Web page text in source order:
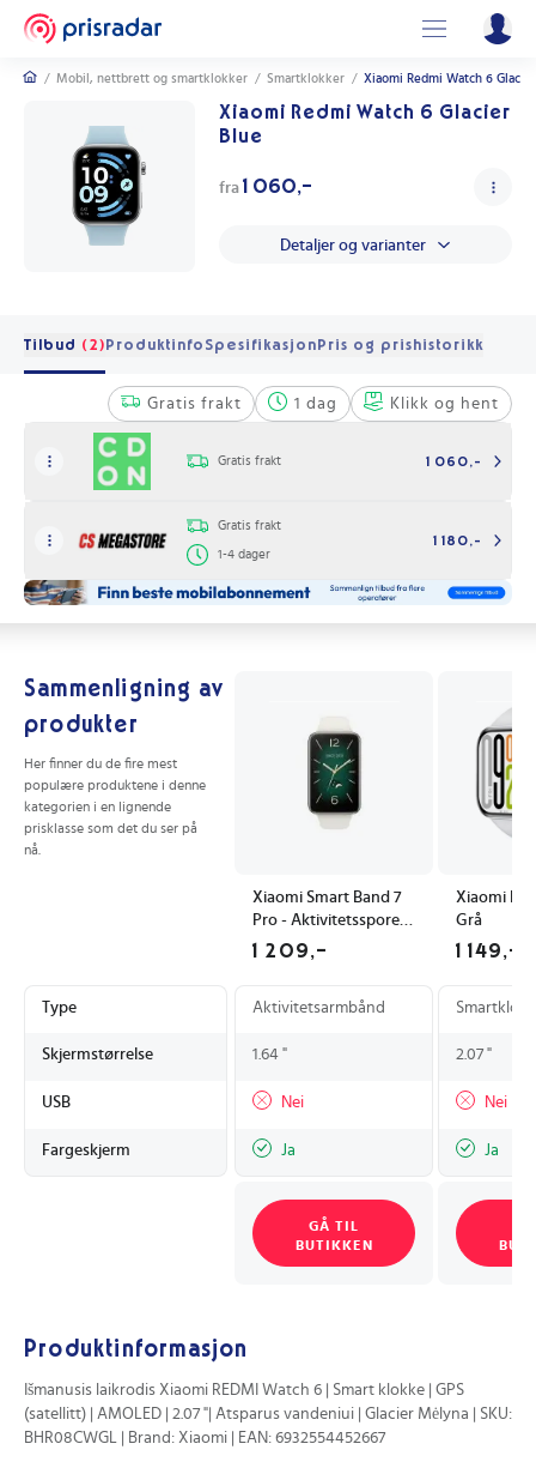
/ Mobil, nettbrett og smartklokker / Smartklokker / Xiaomi Redmi Watch 6
Xiaomi Redmi Watch 6 Glacier
Blue
fra 1 060,-
Detaljer og varianter
Tilbud (2)Produktinfo SpesifikasjonPris og prishistorikk
Gratis frakt 1 dag Klikk og hent
Gratis frakt 1 060,-
Gratis frakt
1-4 dager
1 180,-
Sammenligning av
produkter
Her finner du de fire mest
populære produktene i denne
kategorien i en lignende
prisklasse som det du ser på
nå.
Xiaomi Smart Band 7
Pro - Aktivitetssporer
med bånd - TPU -
elfenben -
130-205 mm - display
g
1 209,-
Xiaomi
Grå
1 149,-
Type Aktivitetsarmbånd
Skjermstørrelse 1.64 " 2.07 "
USB Nei Nei
Fargeskjerm Ja Ja
GÅ TIL
BUTIKKEN
Produktinformasjon
Išmanusis laikrodis Xiaomi REDMI Watch 6 | Smart klokke | GPS
(satellitt) | AMOLED | 2.07 "| Atsparus vandeniui | Glacier Mėlyna | SKU:
BHR08CWGL | Brand: Xiaomi | EAN: 6932554452667